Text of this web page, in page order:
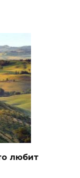
любит